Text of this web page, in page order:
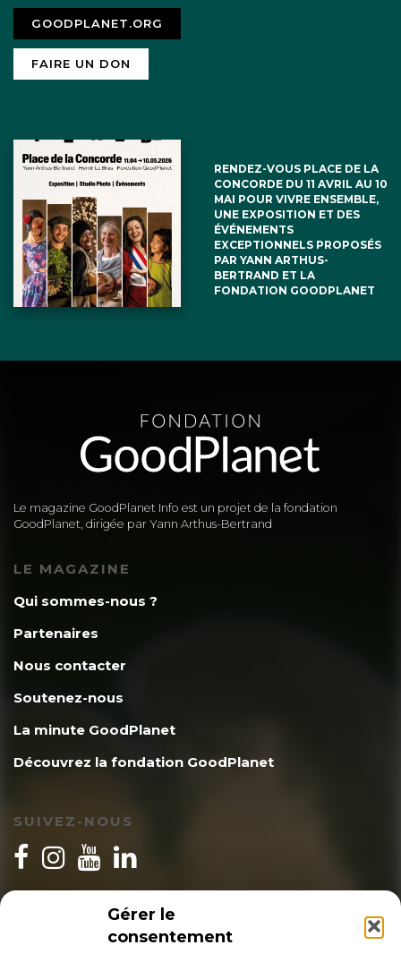
Gérer le
consentement
GOODPLANET.ORG
FAIRE UN DON
RENDEZ-VOUS PLACE DE LA
CONCORDE DU 11 AVRIL AU 10
MAI POUR VIVRE ENSEMBLE,
UNE EXPOSITION ET DES
ÉVÉNEMENTS
EXCEPTIONNELS PROPOSÉS
PAR YANN ARTHUS-
BERTRAND ET LA
FONDATION GOODPLANET
Le magazine GoodPlanet Info est un projet de la fondation
GoodPlanet, dirigée par Yann Arthus-Bertrand
LE MAGAZINE
Qui sommes-nous ?
Partenaires
Nous contacter
Soutenez-nous
La minute GoodPlanet
Découvrez la fondation GoodPlanet
SUIVEZ-NOUS
INSCRIPTION NEWSLETTER